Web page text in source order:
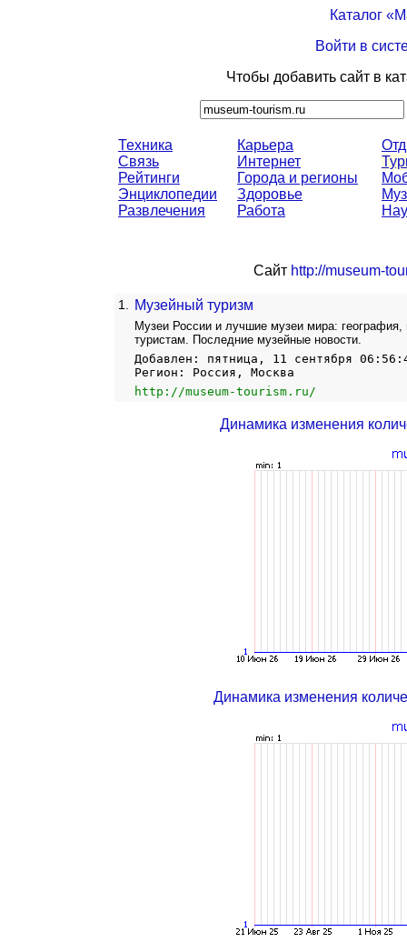
Каталог
Войти в
Чтобы добавить сайт в
Техника
Связь
Рейтинги
Энциклопедии
Развлечения
Карьера
Интернет
Города и регионы
Здоровье
Работа
Сайт http://museum-
1. Музейный туризм
Музеи России и лучшие музеи мира: география,
туристам. Последние музейные новости.
Добавлен: пятница, 11 сентября
Регион: Россия, Москва
http://museum-tourism.ru/
Динамика изменения
Динамика изменения